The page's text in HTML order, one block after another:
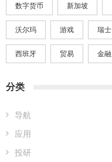
数字货币 新加坡
沃尔玛 游戏 瑞士
西班牙 贸易 金融
分类
导航
应用
投研